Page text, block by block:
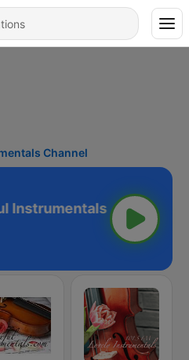
Channel
Instrumentals Channel